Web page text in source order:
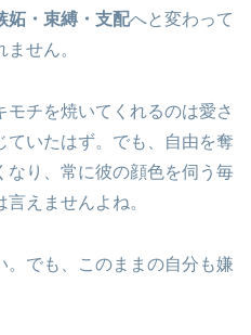
妬・束縛・支配へと変わって
せん。
チを焼いてくれるのは愛さ
ていたはず。でも、自由を奪
なり、常に彼の顔色を伺う毎
えませんよね。
。でも、このままの自分も嫌